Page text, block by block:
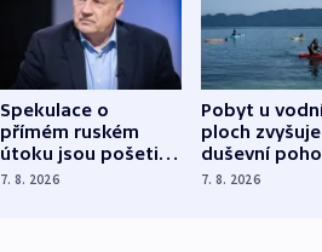
Spekulace o
přímém ruském
útoku jsou pošetilé,
míní estonský
7. 8. 2026
Pobyt u
ploch zvyšuje
duševní
ukázala
7. 8. 2026